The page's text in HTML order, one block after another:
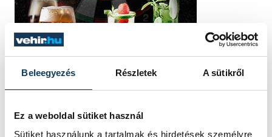
Beleegyezés Részletek A sütikről
Ez a weboldal sütiket használ
Sütiket használunk a tartalmak és hirdetések személyre